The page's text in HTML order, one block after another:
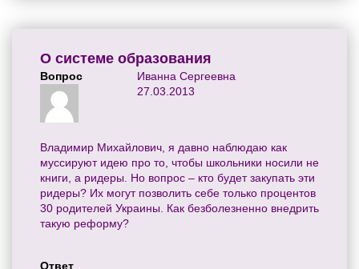
О системе образования
Вопрос
Иванна Сергеевна
27.03.2013
Владимир Михайлович, я давно наблюдаю как
муссируют идею про то, чтобы школьники носили не
книги, а ридеры. Но вопрос – кто будет закупать эти
ридеры? Их могут позволить себе только процентов
30 родителей Украины. Как безболезненно внедрить
такую реформу?
Ответ